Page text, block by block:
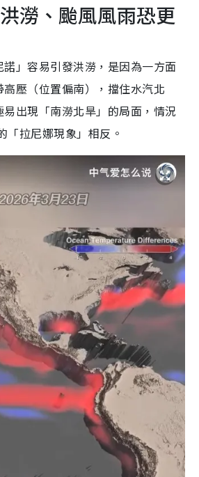
澇、颱風風雨恐更
」容易引發洪澇，是因為一方面
壓（位置偏南），擋住水汽北
出現「南澇北旱」的局面，情況
「拉尼娜現象」相反。